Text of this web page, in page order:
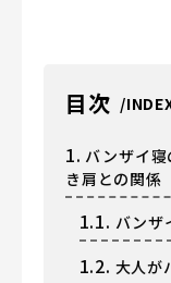
目次
1. バンザイ
き肩との関係
1.1. バンザ
1.2. 大人が